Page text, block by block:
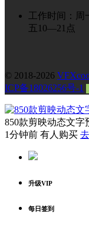
工作时间：周
五10—21点
© 2018-2026
ICP备18026256号-1
850款剪映动态文字
1分钟前 有人购买
升级VIP
每日签到